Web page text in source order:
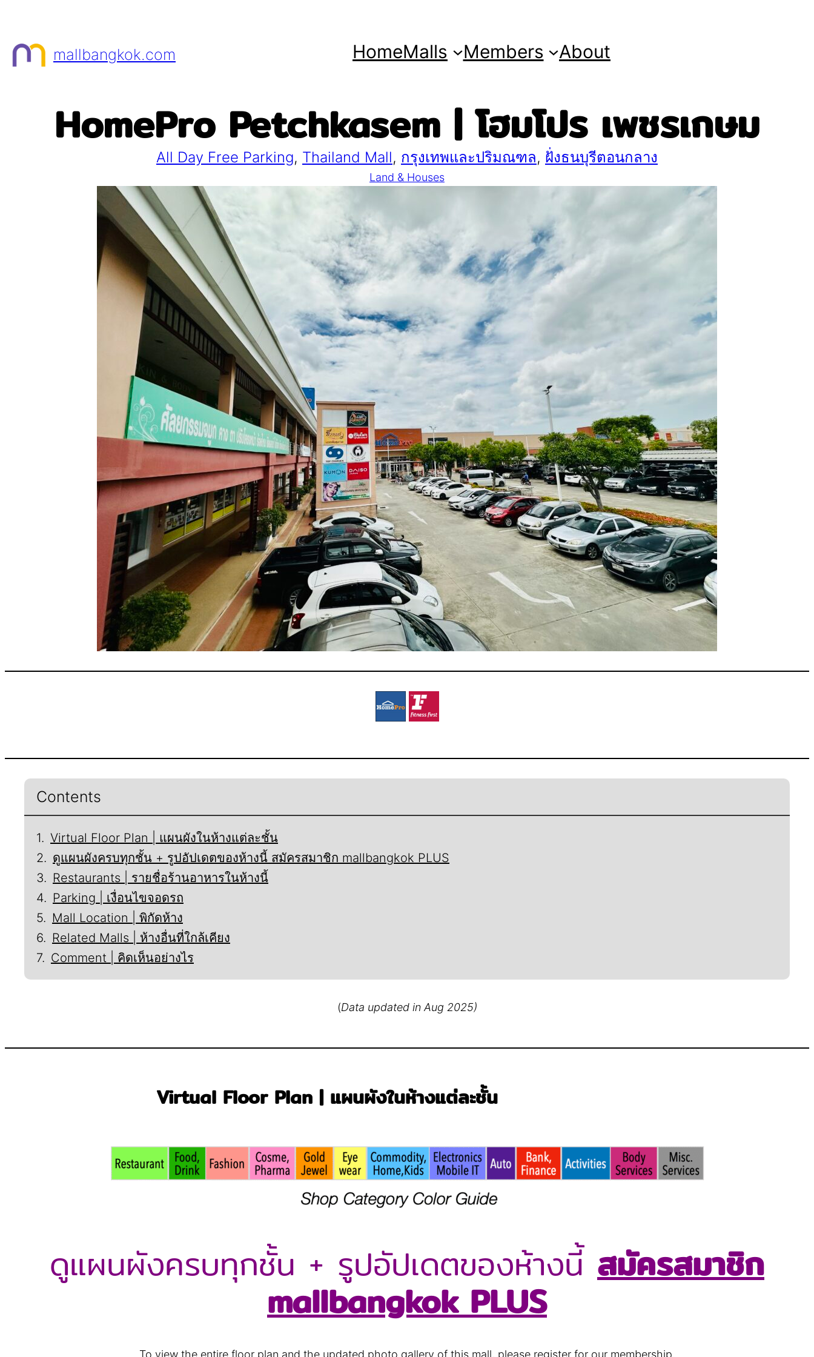
content
mallbangkok.com HomeMalls Members About
HomePro Petchkasem | โฮมโปร เพชรเกษม
All Day Free Parking, Thailand Mall, กรุงเทพและปริมณฑล, ฝั่งธนบุรีตอนกลาง
Land & Houses
Contents
Virtual Floor Plan | แผนผังในห้างแต่ละชั้น
ดูแผนผังครบทุกชั้น + รูปอัปเดตของห้างนี้ สมัครสมาชิก mallbangkok PLUS
Restaurants | รายชื่อร้านอาหารในห้างนี้
Parking | เงื่อนไขจอดรถ
Mall Location | พิกัดห้าง
Related Malls | ห้างอื่นที่ใกล้เคียง
Comment | คิดเห็นอย่างไร
(Data updated in Aug 2025)
Virtual Floor Plan | แผนผังในห้างแต่ละชั้น
ดูแผนผังครบทุกชั้น + รูปอัปเดตของห้างนี้ สมัครสมาชิก
mallbangkok PLUS
To view the entire floor plan and the updated photo gallery of this mall, please register for our membership.